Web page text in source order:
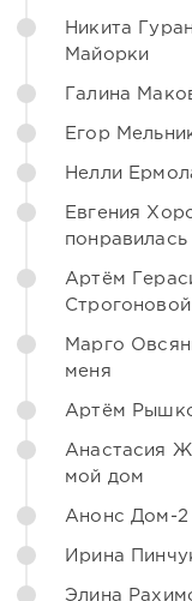
Никита
Майорки
Галина
Егор
Нелли
Евгения
понравилась
Артём
Строгоновой
Марго
меня
Артём
Анастасия
мой дом
Анонс Дом-
Ирина
Элина